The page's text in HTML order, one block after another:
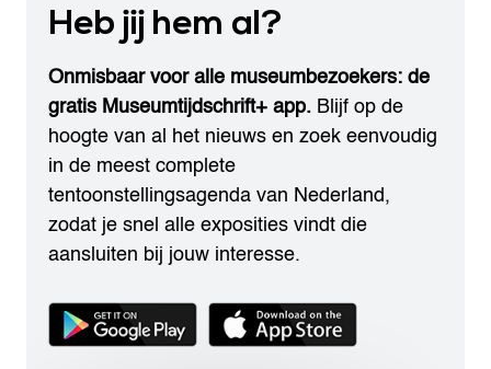
Heb jij hem al?
Onmisbaar voor alle museumbezoekers: de
gratis Museumtijdschrift+ app. Blijf op de
hoogte van al het nieuws en zoek eenvoudig
in de meest complete
tentoonstellingsagenda van Nederland,
zodat je snel alle exposities vindt die
aansluiten bij jouw interesse.